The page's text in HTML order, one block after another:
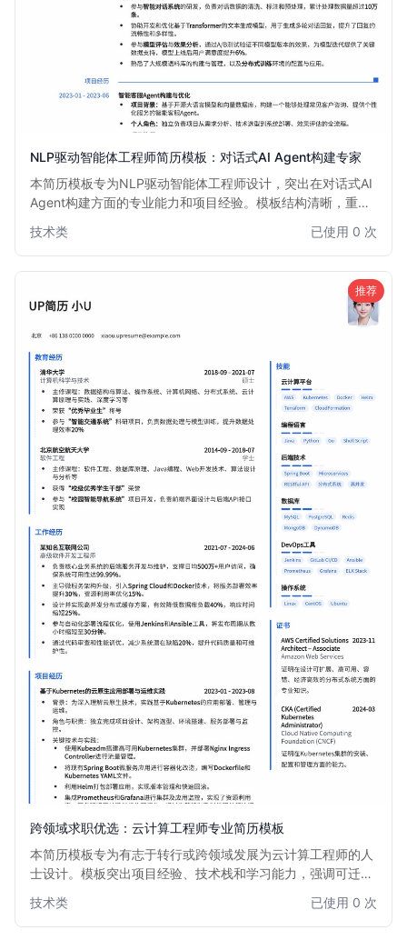
NLP驱动智能体工程师简历模板：对话式AI Agent构建专家
本简历模板专为NLP驱动智能体工程师设计，突出在对话式AI
Agent构建方面的专业能力和项目经验。模板结构清晰，重点
框架搭建等核心技能，助力求职者快速获得面试机会。
技术类 已使用 0 次
推荐
跨领域求职优选：云计算工程师专业简历模板
本简历模板专为有志于转行或跨领域发展为云计算工程师的人
士设计。模板突出项目经验、技术栈和学习能力，强调可迁移
域。简洁高效的布局，让招聘经理快速捕捉您的核心优势。
技术类 已使用 0 次